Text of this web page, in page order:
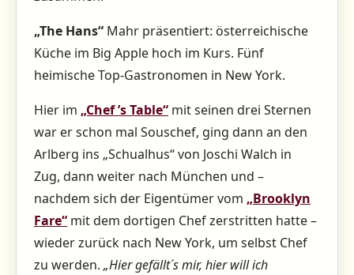
„The Hans“ Mahr präsentiert: österreichische
Küche im Big Apple hoch im Kurs. Fünf
heimische Top-Gastronomen in New York.
Hier im „Chef ’s Table“ mit seinen drei Sternen
war er schon mal Souschef, ging dann an den
Arlberg ins „Schualhus“ von Joschi Walch in
Zug, dann weiter nach München und –
nachdem sich der Eigentümer vom „Brooklyn
Fare“ mit dem dortigen Chef zerstritten hatte –
wieder zurück nach New York, um selbst Chef
zu werden. „Hier gefällt´s mir, hier will ich